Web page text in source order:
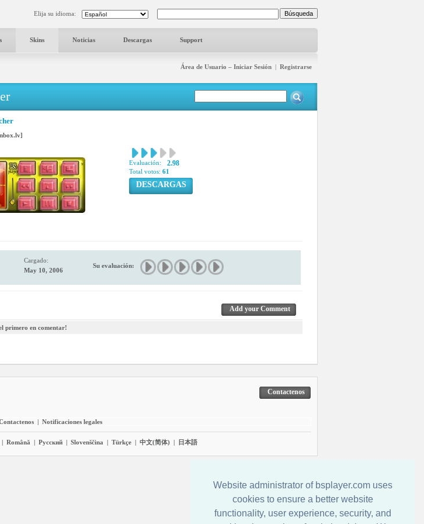
Website administrator of bsplayer.com uses
cookies to ensure a better website
functionality, user experience, security, and
Elija su idioma:
Skins Noticias Descargas Support
Área de Usuario – Iniciar Sesión | Registrarse
Evaluación: 2.98
Total votos: 61
DESCARGAS
Cargado:
May 10, 2006
Su evaluación:
Add your Comment
primero en comentar!
Contactenos
| Notificaciones legales
| Română | Pyccĸий | Slovenščina | Türkçe | 中文(简体) | 日本語